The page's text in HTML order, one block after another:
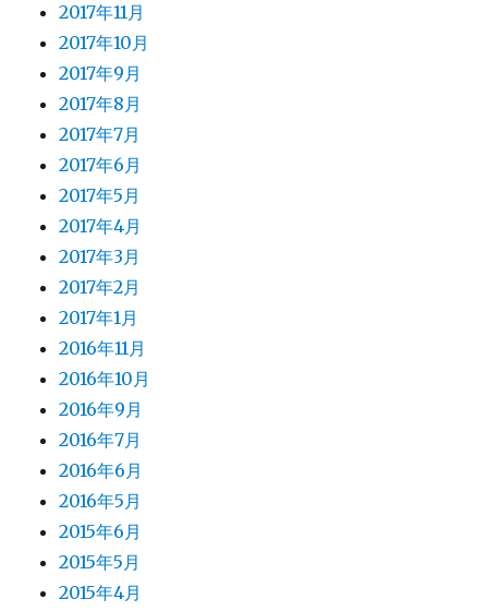
2017年11月
2017年10月
2017年9月
2017年8月
2017年7月
2017年6月
2017年5月
2017年4月
2017年3月
2017年2月
2017年1月
2016年11月
2016年10月
2016年9月
2016年7月
2016年6月
2016年5月
2015年6月
2015年5月
2015年4月